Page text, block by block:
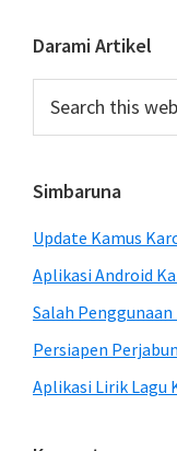
Primary
Sidebar
Darami Artikel
this
website
Simbaruna
Update Kamus
Aplikasi Android
Salah
Persiapen
Aplikasi Lirik Lagu